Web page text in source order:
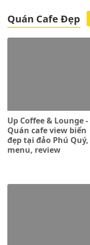
Quán Cafe Đẹp
Up Coffee & Lounge -
Quán cafe view biển
đẹp tại đảo Phú Quý,
menu, review